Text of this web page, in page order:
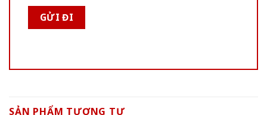
SẢN PHẨM TƯƠNG TỰ